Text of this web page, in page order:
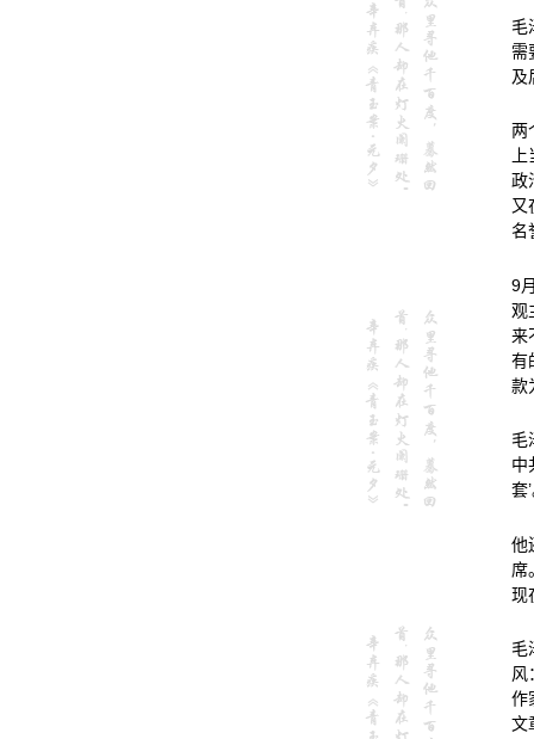
毛
需
及
两
政
又
名
9
观
来
有
款
毛
中
套
他
席
现
毛
风
作
文